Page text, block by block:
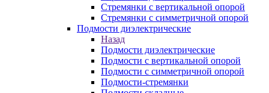
Стремянки с вертикальной опорой
Стремянки с симметричной опорой
Подмости диэлектрические
Назад
Подмости диэлектрические
Подмости с вертикальной опорой
Подмости с симметричной опорой
Подмости-стремянки